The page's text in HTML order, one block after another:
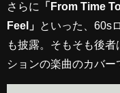
さらに
「From Time
Feel」
といった、60s
も披露。そもそも後
ションの楽曲のカバー